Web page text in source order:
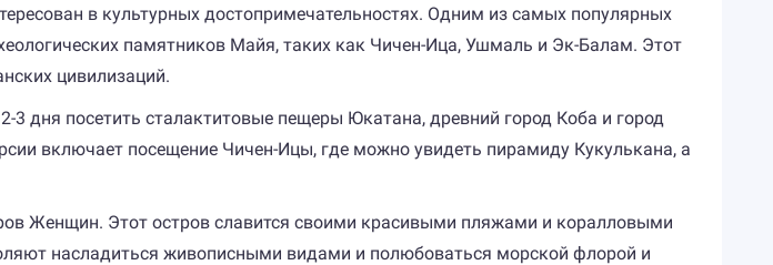
в культурных достопримечательностях. Одним из самых популярных
памятников Майя, таких как Чичен-Ица, Ушмаль и Эк-Балам. Этот
цивилизаций.
дня посетить сталактитовые пещеры Юкатана, древний город Коба и город
включает посещение Чичен-Ицы, где можно увидеть пирамиду Кукулькана, а
Женщин. Этот остров славится своими красивыми пляжами и коралловыми
насладиться живописными видами и полюбоваться морской флорой и